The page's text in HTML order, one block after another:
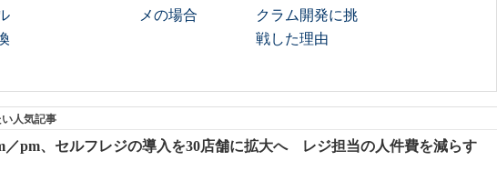
メの場合
クラム開発に挑
戦した理由
人気記事
／pm、セルフレジの導入を30店舗に拡大へ レジ担当の人件費を減らす